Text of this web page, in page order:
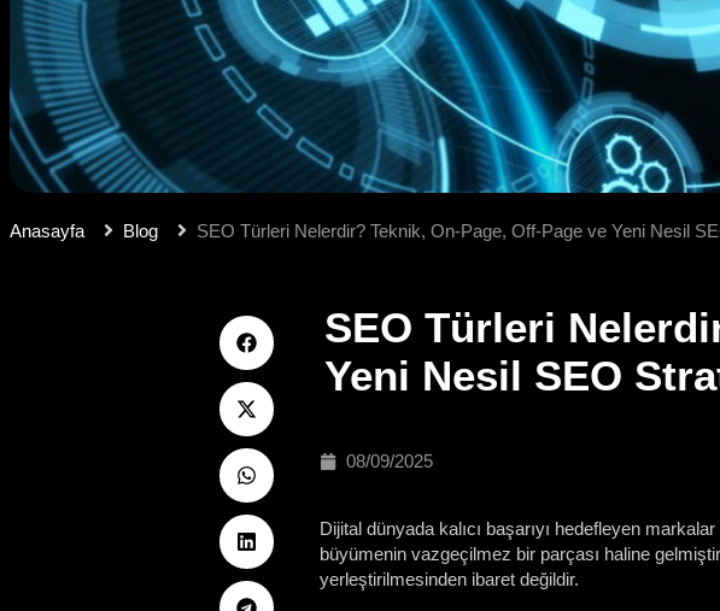
Anasayfa Blog SEO Türleri Nelerdir? Teknik, On-Page, Off-Page ve Yeni Nesil
SEO Türleri
Yeni Nesil SEO
08/09/2025
Dijital dünyada kalıcı başarıyı hedefleyen
büyümenin vazgeçilmez bir parçası haline
yerleştirilmesinden ibaret değildir.